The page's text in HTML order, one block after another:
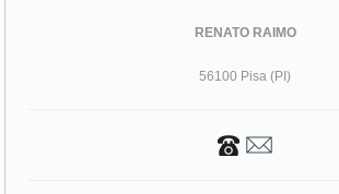
RENATO RAIMO
56100 Pisa (PI)